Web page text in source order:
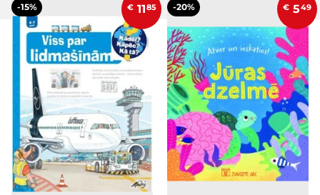
-15% € 1185 -20% € 549